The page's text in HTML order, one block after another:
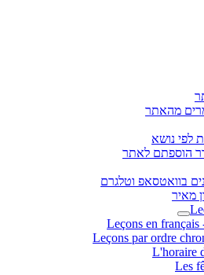
מהאתר
לפי נושא
הוספתם לאתר
בוואטסאפ וטלגרם
מאיר
Leçons en français
Leçons par ordre
L'horaire
Les